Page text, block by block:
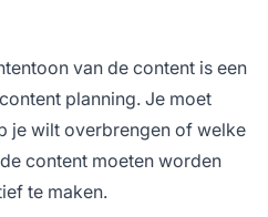
van de content is een
planning. Je moet
je wilt overbrengen of welke
content moeten worden
te maken.